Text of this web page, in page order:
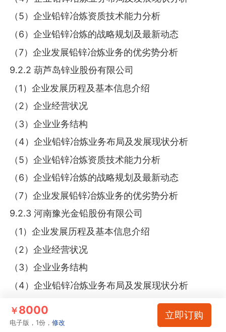
（5）企业铅锌冶炼资质技术能力分析
（6）企业铅锌冶炼的战略规划及最新动态
（7）企业发展铅锌冶炼业务的优劣势分析
9.2.2 葫芦岛锌业股份有限公司
（1）企业发展历程及基本信息介绍
（2）企业经营状况
（3）企业业务结构
（4）企业铅锌冶炼业务布局及发展现状分析
（5）企业铅锌冶炼资质技术能力分析
（6）企业铅锌冶炼的战略规划及最新动态
（7）企业发展铅锌冶炼业务的优劣势分析
9.2.3 河南豫光金铅股份有限公司
（1）企业发展历程及基本信息介绍
（2）企业经营状况
（3）企业业务结构
（4）企业铅锌冶炼业务布局及发展现状分析
（5）企业铅锌冶炼资质技术能力分析
（6）企业铅锌冶炼的战略规划及最新动态
￥8000
电子版，1份，修改
立即订购